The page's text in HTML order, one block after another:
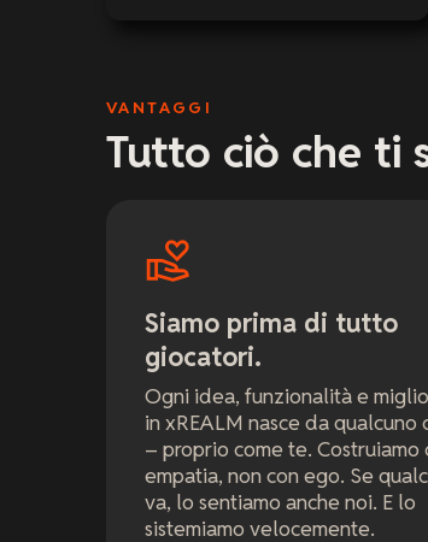
VANTAGGI
Tutto ciò che ti
Siamo prima di tutto
giocatori.
Ogni idea, funzionalità e
in xREALM nasce da qualcuno
– proprio come te. Costruiamo
empatia, non con ego. Se
va, lo sentiamo anche noi. E lo
sistemiamo velocemente.